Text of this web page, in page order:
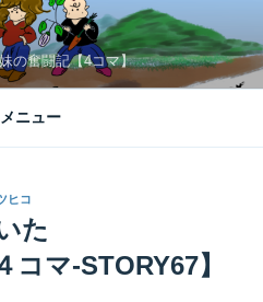
の奮闘記【4コマ】
メニュー
ヒコ
た
コマ-STORY67】